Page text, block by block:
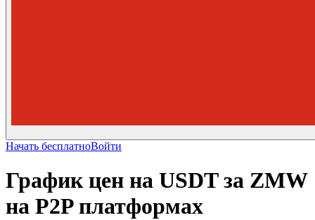
Начать бесплатноВойти
График цен на USDT за ZMW
на P2P платформах